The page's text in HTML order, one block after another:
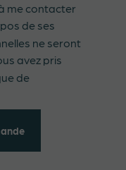
me contacter
de ses
ne seront
avez pris
de